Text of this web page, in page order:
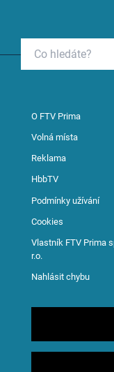
O FTV Prima
Volná místa
Reklama
HbbTV
Podmínky užívání
Cookies
Vlastník FTV Prima
r.o.
Nahlásit chybu